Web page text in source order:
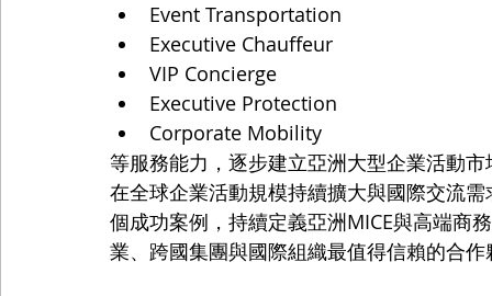
Event Transportation
Executive Chauffeur
VIP Concierge
Executive Protection
Corporate Mobility
等服務能力，逐步建立亞洲大型企業活動
在全球企業活動規模持續擴大與國際交流
個成功案例，持續定義亞洲MICE與高端商
業、跨國集團與國際組織最值得信賴的合作